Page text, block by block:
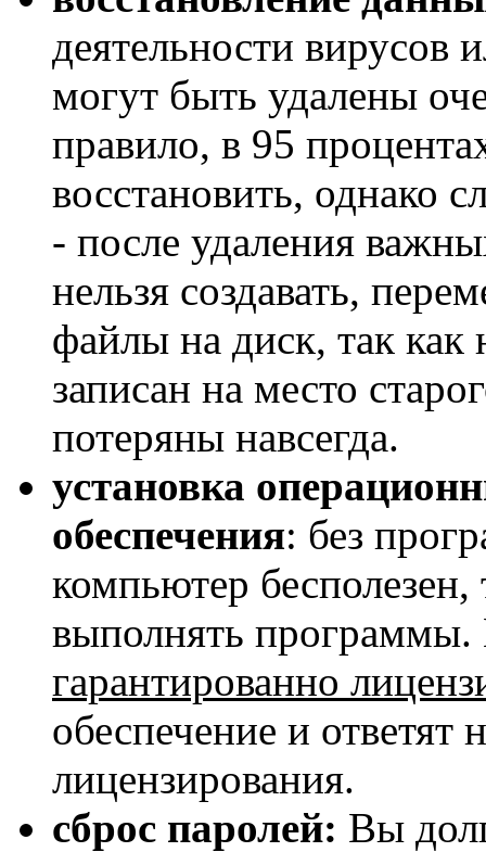
деятельности вирусов
могут быть удалены
правило, в 95
восстановить, однако
- после удаления
нельзя создавать,
файлы на диск, так
записан на место
потеряны навсегда.
установка
обеспечения: без
компьютер
выполнять программы.
гарантированно
обеспечение и
лицензирования.
сброс паролей: Вы